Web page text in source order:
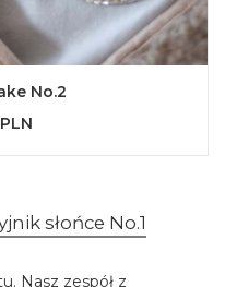
No.2
słońce No.1
Nasz zespół z